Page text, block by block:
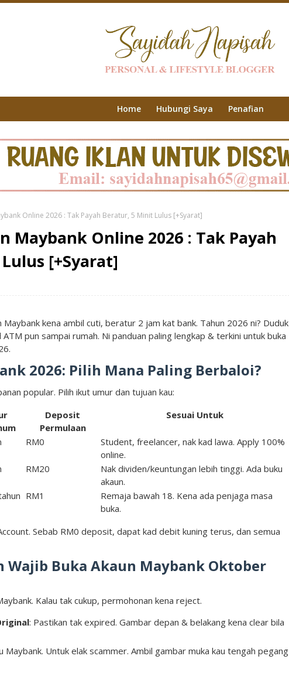
Home Hubungi Saya Penafian
Online 2026 : Tak Payah Beratur, 5 Minit Lulus [+Syarat]
Maybank Online 2026 : Tak Payah
[+Syarat]
Maybank kena ambil cuti, beratur 2 jam kat bank. Tahun 2026 ni? Duduk
pun sampai rumah. Ni panduan paling lengkap & terkini untuk buka
2026: Pilih Mana Paling Berbaloi?
popular. Pilih ikut umur dan tujuan kau:
Deposit
Permulaan
Sesuai Untuk
RM0
Student, freelancer, nak kad lawa. Apply 100%
online.
RM20
Nak dividen/keuntungan lebih tinggi. Ada buku
akaun.
RM1
Remaja bawah 18. Kena ada penjaga masa
buka.
Sebab RM0 deposit, dapat kad debit kuning terus, dan semua
Wajib Buka Akaun Maybank Oktober
Kalau tak cukup, permohonan kena reject.
: Pastikan tak expired. Gambar depan & belakang kena clear bila
Maybank. Untuk elak scammer. Ambil gambar muka kau tengah pegang